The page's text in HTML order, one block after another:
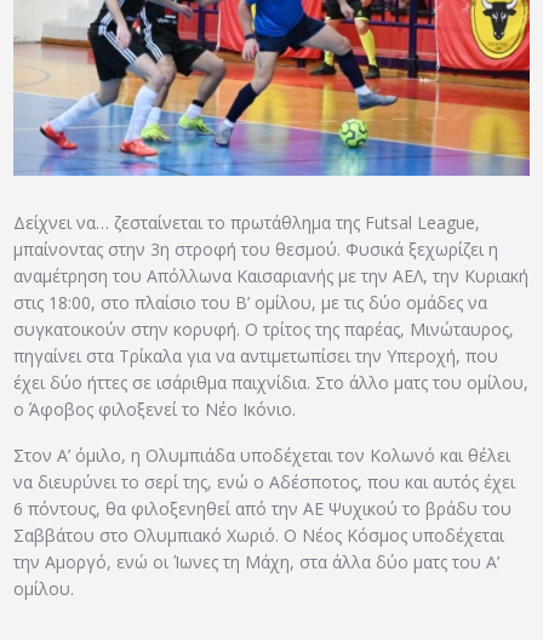
ΑΡΧΕΙΟ
ΕΠΙΚΟΙΝΩΝΙΑ
Δείχνει να… ζεσταίνεται το πρωτάθλημα της Futsal League,
μπαίνοντας στην 3η στροφή του θεσμού. Φυσικά ξεχωρίζει η
αναμέτρηση του Απόλλωνα Καισαριανής με την ΑΕΛ, την Κυριακή
στις 18:00, στο πλαίσιο του Β’ ομίλου, με τις δύο ομάδες να
συγκατοικούν στην κορυφή. Ο τρίτος της παρέας, Μινώταυρος,
πηγαίνει στα Τρίκαλα για να αντιμετωπίσει την Υπεροχή, που
έχει δύο ήττες σε ισάριθμα παιχνίδια. Στο άλλο ματς του ομίλου,
ο Άφοβος φιλοξενεί το Νέο Ικόνιο.
Στον Α’ όμιλο, η Ολυμπιάδα υποδέχεται τον Κολωνό και θέλει
να διευρύνει το σερί της, ενώ ο Αδέσποτος, που και αυτός έχει
6 πόντους, θα φιλοξενηθεί από την ΑΕ Ψυχικού το βράδυ του
Σαββάτου στο Ολυμπιακό Χωριό. Ο Νέος Κόσμος υποδέχεται
την Αμοργό, ενώ οι Ίωνες τη Μάχη, στα άλλα δύο ματς του Α’
ομίλου.